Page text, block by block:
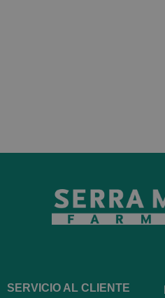
SERVICIO AL CLIENTE